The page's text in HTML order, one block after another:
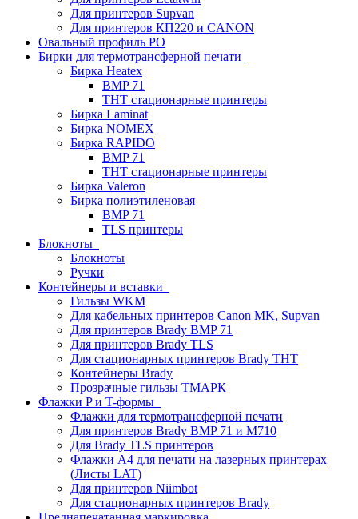
Для принтеров Supvan
Для принтеров КП220 и CANON
Овальный профиль PO
Бирки для термотрансферной печати
Бирка Heatex
BMP 71
THT стационарные принтеры
Бирка Laminat
Бирка NOMEX
Бирка RAPIDO
BMP 71
THT стационарные принтеры
Бирка Valeron
Бирка полиэтиленовая
BMP 71
TLS принтеры
Блокноты
Блокноты
Ручки
Контейнеры и вставки
Гильзы WKM
Для кабельных принтеров Canon MK, Supvan
Для принтеров Brady BMP 71
Для принтеров Brady TLS
Для стационарных принтеров Brady THT
Контейнеры Brady
Прозрачные гильзы ТМАРК
Флажки P и T-формы
Флажки для термотрансферной печати
Для принтеров Brady BMP 71 и M710
Для Brady TLS принтеров
Флажки A4 для печати на лазерных принтерах
(Листы LAT)
Для принтеров Niimbot
Для стационарных принтеров Brady